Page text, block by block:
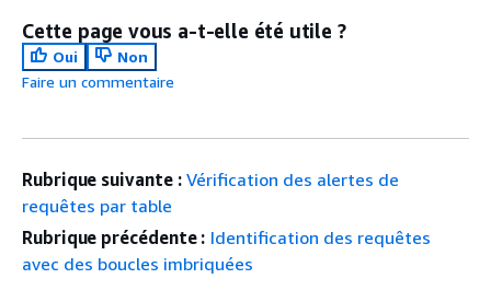
Cette page vous a-t-elle été utile ?
Oui
Non
Faire un commentaire
Rubrique suivante : Vérification des alertes de
requêtes par table
Rubrique précédente : Identification des requêtes
avec des boucles imbriquées